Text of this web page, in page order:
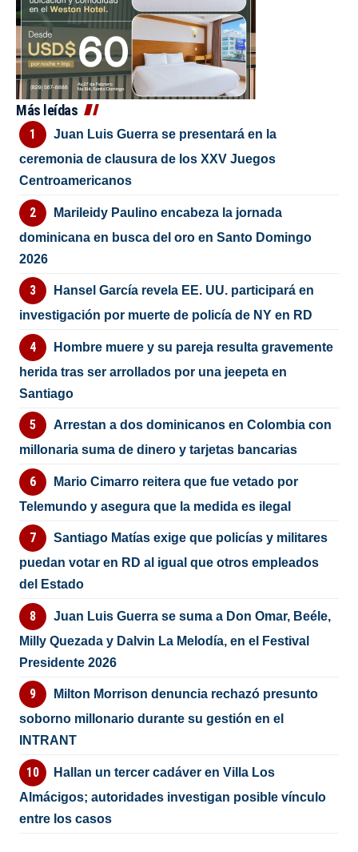
Más leídas
Juan Luis Guerra se presentará en la
ceremonia de clausura de los XXV Juegos
Centroamericanos
Marileidy Paulino encabeza la jornada
dominicana en busca del oro en Santo Domingo
2026
Hansel García revela EE. UU. participará en
investigación por muerte de policía de NY en RD
Hombre muere y su pareja resulta gravemente
herida tras ser arrollados por una jeepeta en
Santiago
Arrestan a dos dominicanos en Colombia con
millonaria suma de dinero y tarjetas bancarias
Mario Cimarro reitera que fue vetado por
Telemundo y asegura que la medida es ilegal
Santiago Matías exige que policías y militares
puedan votar en RD al igual que otros empleados
del Estado
Juan Luis Guerra se suma a Don Omar, Beéle,
Milly Quezada y Dalvin La Melodía, en el Festival
Presidente 2026
Milton Morrison denuncia rechazó presunto
soborno millonario durante su gestión en el
INTRANT
Hallan un tercer cadáver en Villa Los
Almácigos; autoridades investigan posible vínculo
entre los casos